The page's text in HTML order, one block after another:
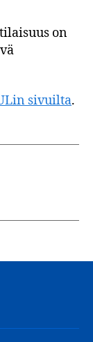
on
sivuilta.